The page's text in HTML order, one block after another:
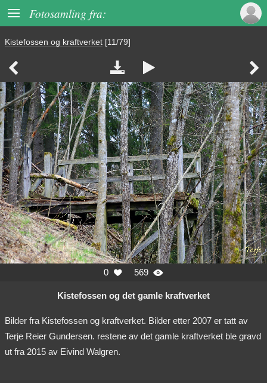
 Fotosamling fra:
Kistefossen og kraftverket [11/79]
   
0  569 
Kistefossen og det gamle kraftverket
Bilder fra Kistefossen og kraftverket. Bilder etter 2007 er tatt av
Terje Reier Gundersen. restene av det gamle kraftverket ble gravd
ut fra 2015 av Eivind Walgren.